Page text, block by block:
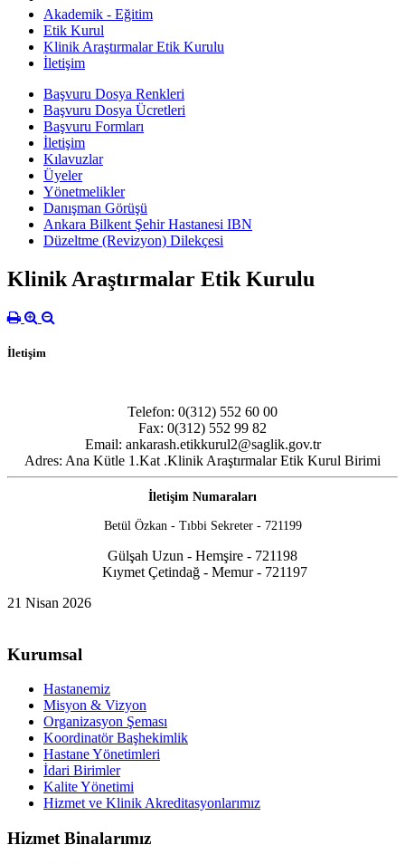
Akademik - Eğitim
Etik Kurul
Klinik Araştırmalar Etik Kurulu
İletişim
Başvuru Dosya Renkleri
Başvuru Dosya Ücretleri
Başvuru Formları
İletişim
Kılavuzlar
Üyeler
Yönetmelikler
Danışman Görüşü
Ankara Bilkent Şehir Hastanesi IBN
Düzeltme (Revizyon) Dilekçesi
Klinik Araştırmalar Etik Kurulu
İletişim
Telefon: 0(312) 552 60 00
Fax: 0(312) 552 99 82
Email: ankarash.etikkurul2@saglik.gov.tr
Adres: Ana Kütle 1.Kat .Klinik Araştırmalar Etik Kurul Birimi
İletişim Numaraları
Betül Özkan - Tıbbi Sekreter - 721199
Gülşah Uzun - Hemşire - 721198
Kıymet Çetindağ - Memur - 721197
21 Nisan 2026
Kurumsal
Hastanemiz
Misyon & Vizyon
Organizasyon Şeması
Koordinatör Başhekimlik
Hastane Yönetimleri
İdari Birimler
Kalite Yönetimi
Hizmet ve Klinik Akreditasyonlarımız
Hizmet Binalarımız